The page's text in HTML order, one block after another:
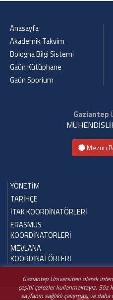
Gaziantep Üniversitesi olarak
çeşitli çerezler kullanmaktayız. Söz
sayfanın sağlıklı çalışması ve
Anasayfa
Akademik Takvim
Bologna Bilgi Sistemi
Gaün Kütüphane
Gaün Sporium
Gaziantep
Mezun
YÖNETİM
TARİHÇE
İTAK KOORDİNATÖRLERİ
ERASMUS
KOORDİNATÖRLERİ
MEVLANA
KOORDİNATÖRLERİ